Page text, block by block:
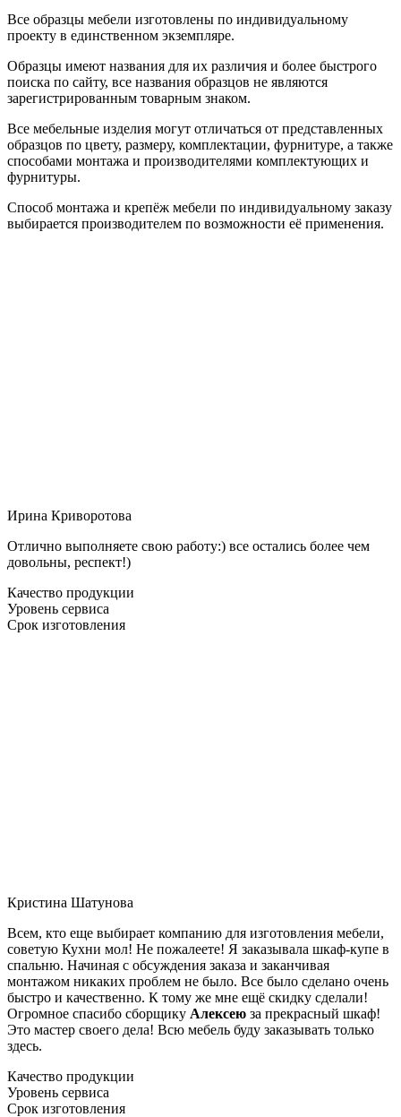
Все образцы мебели изготовлены по индивидуальному
проекту в единственном экземпляре.
Образцы имеют названия для их различия и более быстрого
поиска по сайту, все названия образцов не являются
зарегистрированным товарным знаком.
Все мебельные изделия могут отличаться от представленных
образцов по цвету, размеру, комплектации, фурнитуре, а также
способами монтажа и производителями комплектующих и
фурнитуры.
Способ монтажа и крепёж мебели по индивидуальному заказу
выбирается производителем по возможности её применения.
Ирина Криворотова
Отлично выполняете свою работу:) все остались более чем
довольны, респект!)
Качество продукции
Уровень сервиса
Срок изготовления
Кристина Шатунова
Всем, кто еще выбирает компанию для изготовления мебели,
советую Кухни мол! Не пожалеете! Я заказывала шкаф-купе в
спальню. Начиная с обсуждения заказа и заканчивая
монтажом никаких проблем не было. Все было сделано очень
быстро и качественно. К тому же мне ещё скидку сделали!
Огромное спасибо сборщику Алексею за прекрасный шкаф!
Это мастер своего дела! Всю мебель буду заказывать только
здесь.
Качество продукции
Уровень сервиса
Срок изготовления